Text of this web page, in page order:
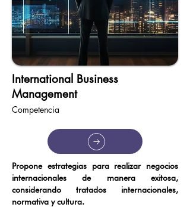
International Business
Management
Competencia
Propone estrategias para realizar negocios
internacionales de manera exitosa,
considerando tratados internacionales,
normativa y cultura.